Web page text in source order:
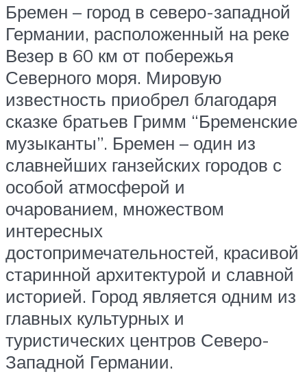
Бремен – город в северо-западной
Германии, расположенный на реке
Везер в 60 км от побережья
Северного моря. Мировую
известность приобрел благодаря
сказке братьев Гримм “Бременские
музыканты”. Бремен – один из
славнейших ганзейских городов с
особой атмосферой и
очарованием, множеством
интересных
достопримечательностей, красивой
старинной архитектурой и славной
историей. Город является одним из
главных культурных и
туристических центров Северо-
Западной Германии.